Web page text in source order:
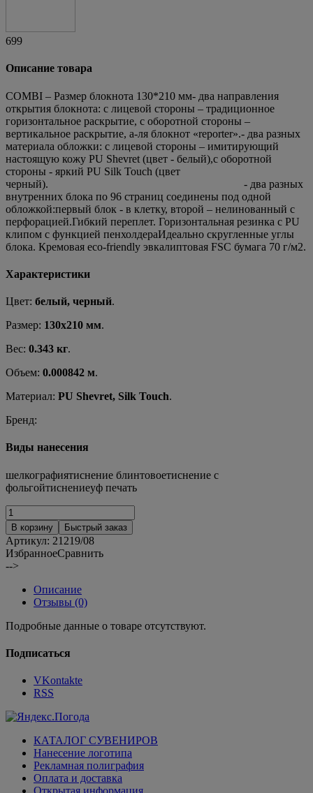
699
Описание товара
COMBI – Размер блокнота 130*210 мм- два направления
открытия блокнота: с лицевой стороны – традиционное
горизонтальное раскрытие, с оборотной стороны –
вертикальное раскрытие, а-ля блокнот «reporter».- два разных
материала обложки: с лицевой стороны – имитирующий
настоящую кожу PU Shevret (цвет - белый),с оборотной
стороны - яркий PU Silk Touch (цвет
черный). - два разных
внутренних блока по 96 страниц соединены под одной
обложкой:первый блок - в клетку, второй – нелинованный c
перфорацией.Гибкий переплет. Горизонтальная резинка с PU
клипом с функцией пенхолдераИдеально скругленные углы
блока. Кремовая eco-friendly эвкалиптовая FSC бумага 70 г/м2.
Характеристики
Цвет: белый, черный.
Размер: 130х210 мм.
Вес: 0.343 кг.
Объем: 0.000842 м.
Материал: PU Shevret, Silk Touch.
Бренд:
Виды нанесения
шелкографиятиснение блинтовоетиснение с
фольгойтиснениеуф печать
В корзину Быстрый заказ
Артикул: 21219/08
ИзбранноеСравнить
-->
Описание
Отзывы (0)
Подробные данные о товаре отсутствуют.
Подписаться
VKontakte
RSS
КАТАЛОГ СУВЕНИРОВ
Нанесение логотипа
Рекламная полиграфия
Оплата и доставка